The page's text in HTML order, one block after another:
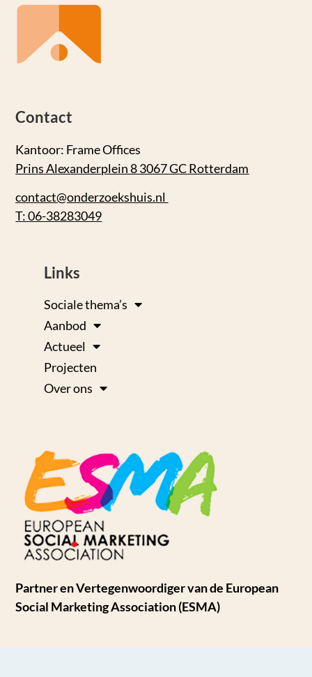
Contact
Kantoor: Frame Offices
Prins Alexanderplein 8 3067 GC Rotterdam
contact@onderzoekshuis.nl
T: 06-38283049
Links
Sociale thema’s
Aanbod
Actueel
Projecten
Over ons
Partner en Vertegenwoordiger van de European
Social Marketing Association (ESMA)